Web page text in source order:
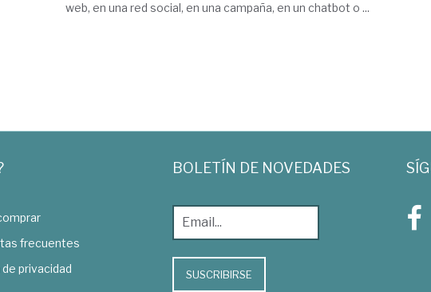
web, en una red social, en una campaña, en un chatbot o ...
frecuentes
privacidad
BOLETÍN DE NOVEDADES
SUSCRIBIRSE